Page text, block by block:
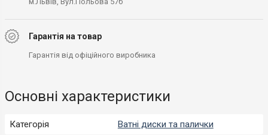
Гарантія на товар
Гарантія від офіційного виробника
Основні характеристики
Категорія
Ватні диски та палички